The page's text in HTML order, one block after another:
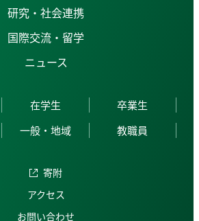
研究・社会連携
国際交流・留学
ニュース
在学生
卒業生
一般・地域 教職員
寄附
アクセス
お問い合わせ